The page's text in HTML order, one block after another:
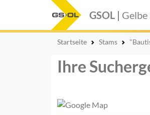
GSOL |
Startseite Stams
Ihre